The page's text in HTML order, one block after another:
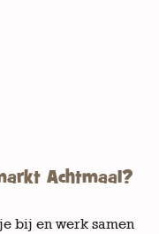
Achtmaal?
bij en werk samen